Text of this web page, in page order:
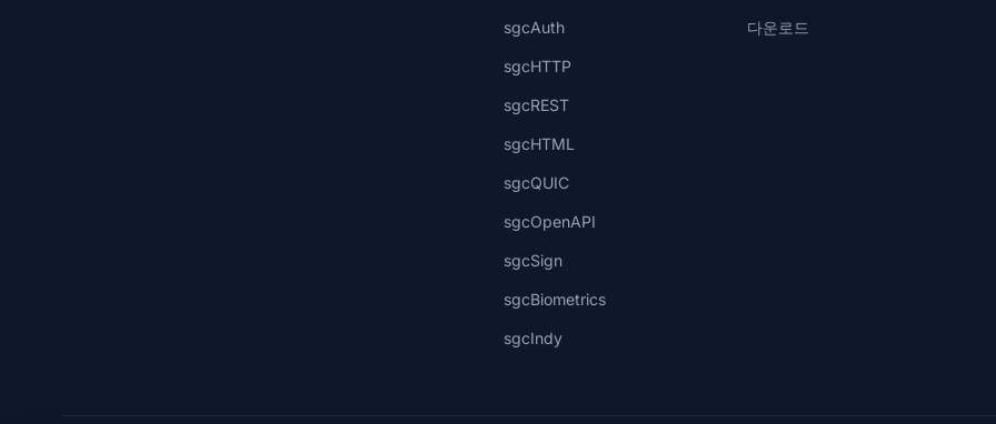
sgcAuth
sgcHTTP
sgcREST
sgcHTML
sgcQUIC
sgcOpenAPI
sgcSign
sgcBiometrics
sgcIndy
다운로드